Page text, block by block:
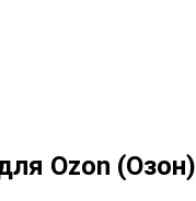
Ozon (Озон)